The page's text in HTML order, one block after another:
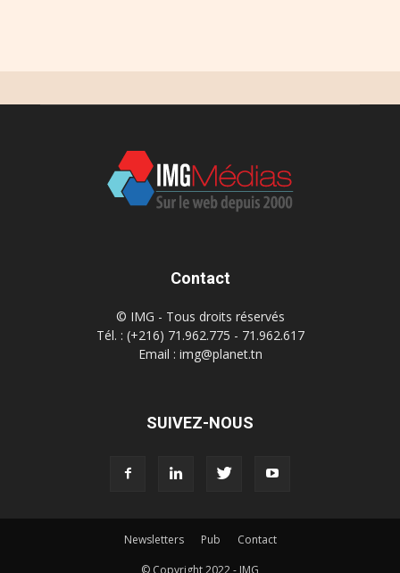
Contact
© IMG - Tous droits réservés
Tél. : (+216) 71.962.775 - 71.962.617
Email : img@planet.tn
SUIVEZ-NOUS
Newsletters Pub
Contact
© Copyright 2022 - IMG